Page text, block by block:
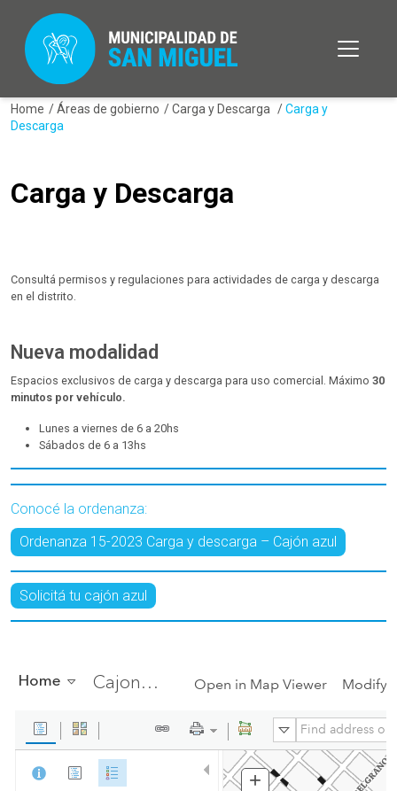
Home /Áreas de gobierno /Carga y Descarga /Carga y
Descarga
Carga y Descarga
Consultá permisos y regulaciones para actividades de carga y descarga
en el distrito.
Nueva modalidad
Espacios exclusivos de carga y descarga para uso comercial. Máximo 30
minutos por vehículo.
Lunes a viernes de 6 a 20hs
Sábados de 6 a 13hs
Conocé la ordenanza:
Ordenanza 15-2023 Carga y descarga – Cajón azul
Solicitá tu cajón azul